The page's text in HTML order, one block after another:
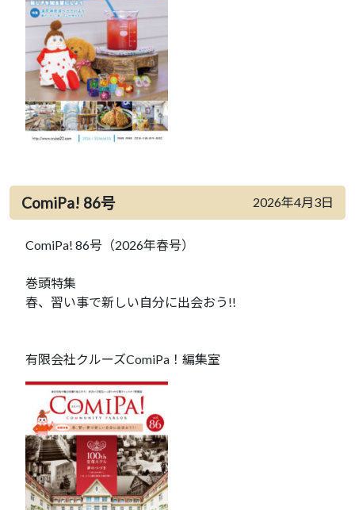
ComiPa! 86号 2026年4月3日
ComiPa! 86号（2026年春号）
巻頭特集
春、習い事で新しい自分に出会おう!!
有限会社クルーズComiPa！編集室